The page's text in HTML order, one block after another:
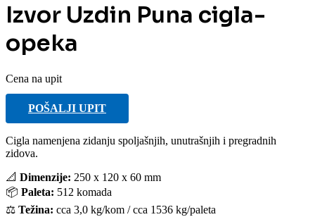
Izvor Uzdin Puna cigla-
opeka
Cena na upit
POŠALJI UPIT
Cigla namenjena zidanju spoljašnjih, unutrašnjih i pregradnih
zidova.
📐 Dimenzije: 250 x 120 x 60 mm
📦 Paleta: 512 komada
⚖️ Težina: cca 3,0 kg/kom / cca 1536 kg/paleta